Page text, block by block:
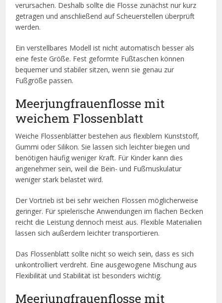
verursachen. Deshalb sollte die Flosse zunächst nur kurz
getragen und anschließend auf Scheuerstellen überprüft
werden.
Ein verstellbares Modell ist nicht automatisch besser als
eine feste Größe. Fest geformte Fußtaschen können
bequemer und stabiler sitzen, wenn sie genau zur
Fußgröße passen.
Meerjungfrauenflosse mit
weichem Flossenblatt
Weiche Flossenblätter bestehen aus flexiblem Kunststoff,
Gummi oder Silikon. Sie lassen sich leichter biegen und
benötigen häufig weniger Kraft. Für Kinder kann dies
angenehmer sein, weil die Bein- und Fußmuskulatur
weniger stark belastet wird.
Der Vortrieb ist bei sehr weichen Flossen möglicherweise
geringer. Für spielerische Anwendungen im flachen Becken
reicht die Leistung dennoch meist aus. Flexible Materialien
lassen sich außerdem leichter transportieren.
Das Flossenblatt sollte nicht so weich sein, dass es sich
unkontrolliert verdreht. Eine ausgewogene Mischung aus
Flexibilität und Stabilität ist besonders wichtig.
Meerjungfrauenflosse mit